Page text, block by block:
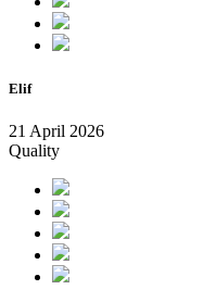
Elif
21 April 2026
Quality